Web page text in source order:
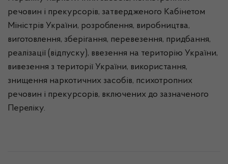
речовин і прекурсорів, затвердженого Кабінетом
Міністрів України, розроблення, виробництва,
виготовлення, зберігання, перевезення, придбання,
реалізації (відпуску), ввезення на територію України,
вивезення з території України, використання,
знищення наркотичних засобів, психотропних
речовин і прекурсорів, включених до зазначеного
Переліку.